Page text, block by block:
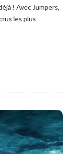
! Avec Jumpers,
les plus